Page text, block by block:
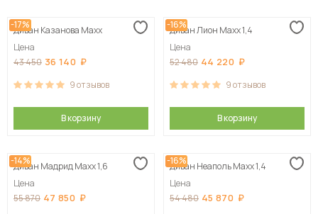
Сначала дорогие
-17%
Диван Казанова Maxx
Цена
43 450 36 140
9отзывов
В корзину
-16%
Диван Лион Maxx 1,4
Цена
52 480 44 220
9отзывов
В корзину
-14%
Диван Мадрид Maxx 1,6
Цена
55 870 47 850
-16%
Диван Неаполь Maxx 1,4
Цена
54 480 45 870